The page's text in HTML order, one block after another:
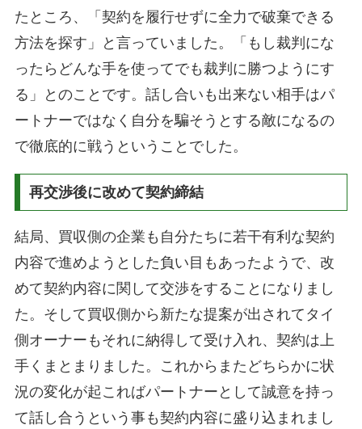
たところ、「契約を履行せずに全力で破棄できる
方法を探す」と言っていました。「もし裁判にな
ったらどんな手を使ってでも裁判に勝つようにす
る」とのことです。話し合いも出来ない相手はパ
ートナーではなく自分を騙そうとする敵になるの
で徹底的に戦うということでした。
再交渉後に改めて契約締結
結局、買収側の企業も自分たちに若干有利な契約
内容で進めようとした負い目もあったようで、改
めて契約内容に関して交渉をすることになりまし
た。そして買収側から新たな提案が出されてタイ
側オーナーもそれに納得して受け入れ、契約は上
手くまとまりました。これからまたどちらかに状
況の変化が起こればパートナーとして誠意を持っ
て話し合うという事も契約内容に盛り込まれまし